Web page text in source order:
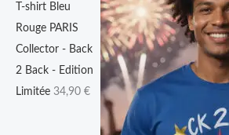
T-shirt Bleu
Rouge PARIS
Collector - Back
2 Back - Edition
Limitée 34,90 €